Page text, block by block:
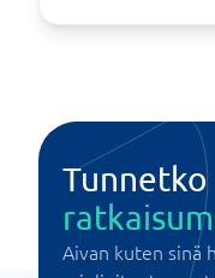
Tunnetko
Aivan kuten sinä